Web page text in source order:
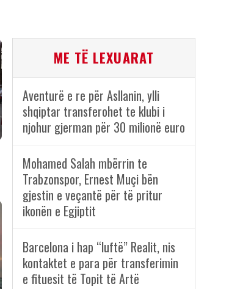
ME TË LEXUARAT
Aventurë e re për Asllanin, ylli
shqiptar transferohet te klubi i
njohur gjerman për 30 milionë euro
Mohamed Salah mbërrin te
Trabzonspor, Ernest Muçi bën
gjestin e veçantë për të pritur
ikonën e Egjiptit
Barcelona i hap “luftë” Realit, nis
kontaktet e para për transferimin
e fituesit të Topit të Artë